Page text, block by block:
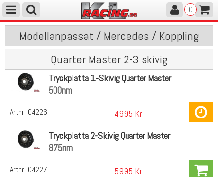
0
Modellanpassat / Mercedes / Koppling
Quarter Master 2-3 skivig
Artnr: 04226
Tryckplatta 1-Skivig Quarter Master
500nm
4995 Kr
Artnr: 04227
Tryckplatta 2-Skivig Quarter Master
875nm
5995 Kr